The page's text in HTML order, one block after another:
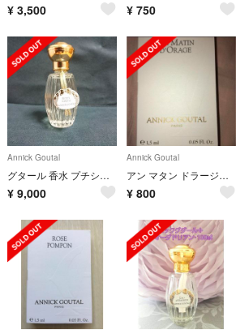
¥ 3,500 ¥ 750
Annick Goutal
グタール 香水 プチシェリー
¥ 9,000
Annick Goutal
アン マタン ドラージュ オードトワレ 1.5ml
¥ 800